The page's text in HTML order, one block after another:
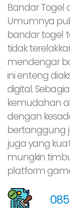
Bandar Togel
Umumnya
bandar togel
tidak
mendengar
ini enteng
digital.
kemudahan
dengan
bertanggung
juga yang
mungkin
platform